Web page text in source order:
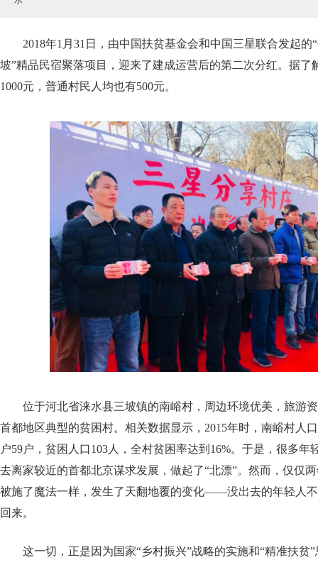
2018年1月31日，由中国扶贫基金会和中国三星联合发起
坡”精品民宿聚落项目，迎来了建成运营后的第二次分红。据了
1000元，普通村民人均也有500元。
位于河北省涞水县三坡镇的南峪村，周边环境优美，旅游
首都地区典型的贫困村。相关数据显示，2015年时，南峪村人
户59户，贫困人口103人，全村贫困率达到16%。于是，很多年
去离家较近的首都北京谋求发展，做起了“北漂”。然而，仅仅
被施了魔法一样，发生了天翻地覆的变化——没出去的年轻人
回来。
这一切，正是因为国家“乡村振兴”战略的实施和“精准扶贫